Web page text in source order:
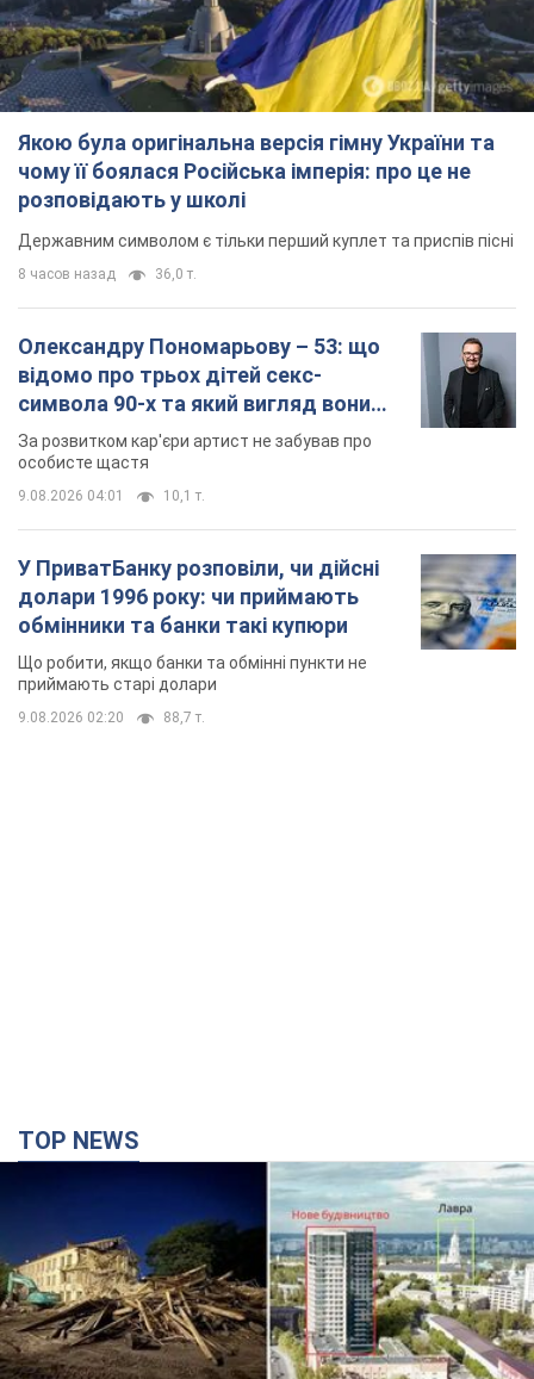
Якою була оригінальна версія гімну України та
чому її боялася Російська імперія: про це не
розповідають у школі
Державним символом є тільки перший куплет та приспів пісні
8 часов назад 36,0 т.
Олександру Пономарьову – 53: що
відомо про трьох дітей секс-
символа 90-х та який вигляд вони
мають
За розвитком кар'єри артист не забував про
особисте щастя
9.08.2026 04:01 10,1 т.
У ПриватБанку розповіли, чи дійсні
долари 1996 року: чи приймають
обмінники та банки такі купюри
Що робити, якщо банки та обмінні пункти не
приймають старі долари
9.08.2026 02:20 88,7 т.
TOP NEWS